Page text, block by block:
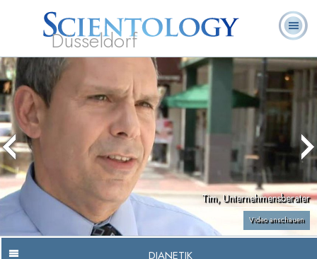
Düsseldorf
L. Ron
Hubbard
Scientology?
Ehrenamtliche
Geistliche
Häufig gestellte
Fragen
Bücher
Tim, Unternehmensberater
Video anschauen
DIANETIK